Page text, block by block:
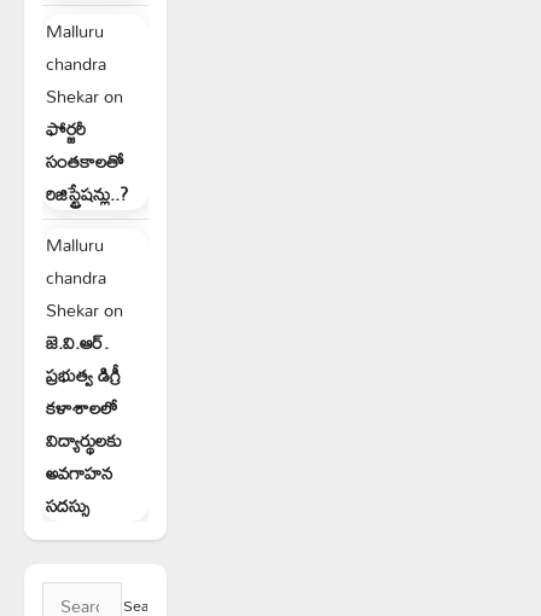
Malluru
chandra
Shekaron
ఫోర్జరీ
సంతకాలతో
రిజిస్ట్రేషన్లు..?
Malluru
chandra
Shekaron
జె.వి.ఆర్.
ప్రభుత్వ డిగ్రీ
కళాశాలలో
విద్యార్థులకు
అవగాహన
సదస్సు
Search